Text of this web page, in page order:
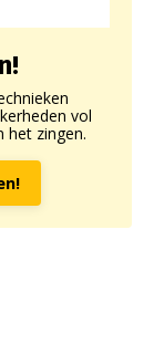
vol
het zingen.